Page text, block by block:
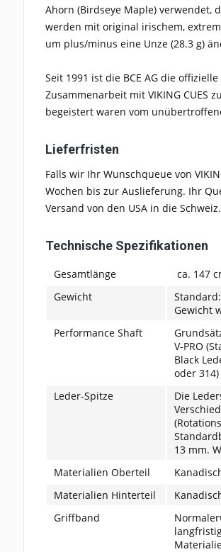
Ahorn (Birdseye Maple) verwendet,
werden mit original irischem,
um plus/minus eine Unze (28.3 g)
Seit 1991 ist die BCE AG die
Zusammenarbeit mit VIKING CUES
begeistert waren vom
Lieferfristen
Falls wir Ihr Wunschqueue von
Wochen bis zur Auslieferung. Ihr
Versand von den USA in die Schweiz.
Technische Spezifikationen
Gesamtlänge
ca. 147
Gewicht
Gewicht
Performance Shaft
V-PRO
Black
oder
Leder-Spitze
Die
13 mm.
Materialien Oberteil
Materialien Hinterteil
Griffband